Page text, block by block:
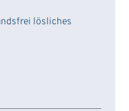
lösliches